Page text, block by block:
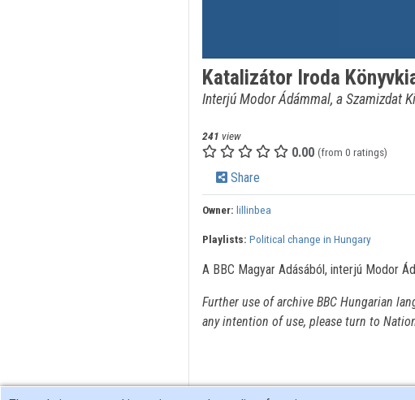
Katalizátor Iroda
Interjú Modor Ádámmal, a Szamizdat
241 view
0.00 (from 0 ratings)
Share
Owner: lillinbea
Playlists: Political change in Hungary
A BBC Magyar Adásából, interjú Modor
Further use of archive BBC Hungarian
any intention of use, please turn to